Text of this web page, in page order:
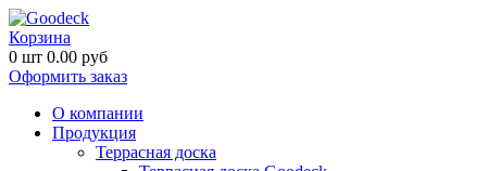
Корзина
0 шт 0.00 руб
Оформить заказ
О компании
Продукция
Террасная доска